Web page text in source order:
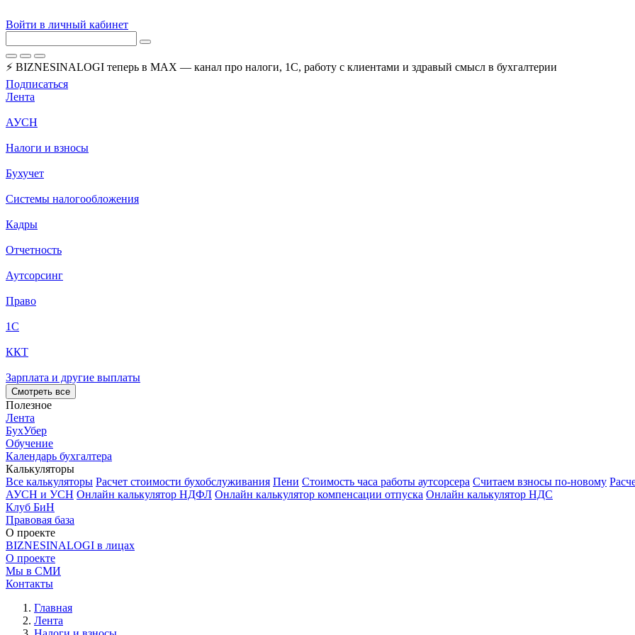
Войти в личный кабинет
⚡ BIZNESINALOGI теперь в MAX — канал про налоги, 1С, работу с клиентами и здравый смысл в бухгалтерии
Подписаться
Лента
АУСН
Налоги и взносы
Бухучет
Системы налогообложения
Кадры
Отчетность
Аутсорсинг
Право
1С
ККТ
Зарплата и другие выплаты
Смотреть все
Полезное
Лента
БухУбер
Обучение
Календарь бухгалтера
Калькуляторы
Все калькуляторы Расчет стоимости бухобслуживания Пени Стоимость часа работы аутсорсера Считаем взносы по-новому
АУСН и УСН Онлайн калькулятор НДФЛ Онлайн калькулятор компенсации отпуска Онлайн калькулятор НДС
Клуб БиН
Правовая база
О проекте
BIZNESINALOGI в лицах
О проекте
Мы в СМИ
Контакты
Главная
Лента